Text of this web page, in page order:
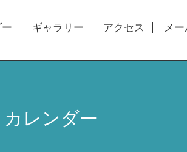
ギャラリー アクセス メ
カレンダー